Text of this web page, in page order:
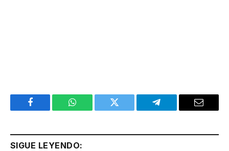
Facebook WhatsApp Twitter Telegram Email
SIGUE LEYENDO: